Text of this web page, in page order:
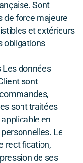
Sont
de force majeure
et extérieurs
obligations
Les données
sont
sont traitées
en
Le
rectification,
de ses